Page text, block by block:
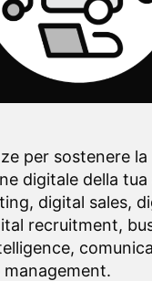
per sostenere la
digitale della tua
digital sales,
recruitment,